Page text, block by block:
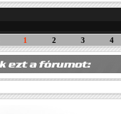
1 2 3 4